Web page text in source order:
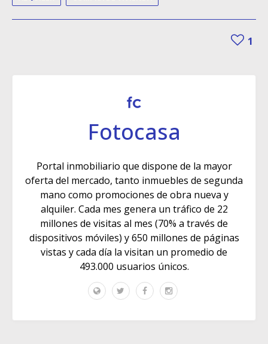
1
Fotocasa
Portal inmobiliario que dispone de la mayor
oferta del mercado, tanto inmuebles de segunda
mano como promociones de obra nueva y
alquiler. Cada mes genera un tráfico de 22
millones de visitas al mes (70% a través de
dispositivos móviles) y 650 millones de páginas
vistas y cada día la visitan un promedio de
493.000 usuarios únicos.